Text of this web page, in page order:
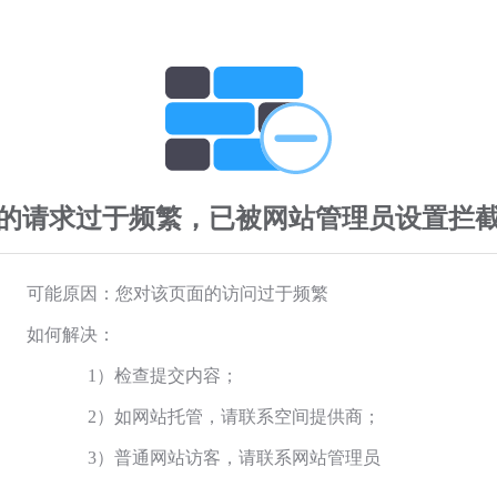
请求过于频繁，已被网站管理员设置拦
可能原因：您对该页面的访问过于频繁
如何解决：
1）检查提交内容；
2）如网站托管，请联系空间提供商；
3）普通网站访客，请联系网站管理员